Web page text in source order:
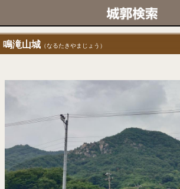
鳴滝山城 （なるたきやまじょう）